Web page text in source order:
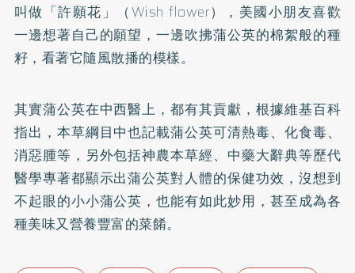
叫做「許願花」（Wish flower），美國小朋友喜歡
一邊想著自己的願望，一邊吹拂蒲公英的棉絮般的種
籽，看著它隨風散播的模樣。
其實蒲公英在中西醫上，都有其貢獻，根據維基百科
指出，本草綱目中也記載蒲公英可清熱毒、化食毒、
消惡腫等，另外包括神農本草經、中藥大辭典等歷代
醫學專著都顯示出蒲公英對人體的保健功效，沒想到
不起眼的小小蒲公英，也能有如此妙用，甚至成為各
種美味又營養豐富的菜餚。